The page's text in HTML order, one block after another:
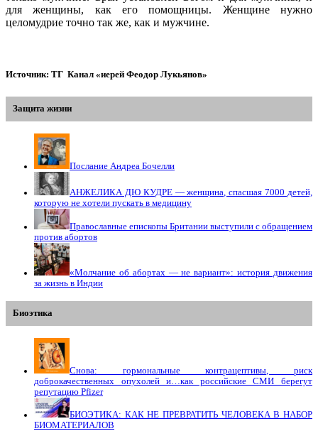
для женщины, как его помощницы. Женщине нужно
целомудрие точно так же, как и мужчине.
Источник: ТГ Канал «иерей Феодор Лукьянов»
Защита жизни
Послание Андреа Бочелли
АНЖЕЛИКА ДЮ КУДРЕ — женщина, спасшая 7000 детей,
которую не хотели пускать в медицину
Православные епископы Британии выступили с обращением
против абортов
«Молчание об абортах — не вариант»: история движения
за жизнь в Индии
Биоэтика
Снова: гормональные контрацептивы, риск
доброкачественных опухолей и…как российские СМИ берегут
репутацию Pfizer
БИОЭТИКА: КАК НЕ ПРЕВРАТИТЬ ЧЕЛОВЕКА В НАБОР
БИОМАТЕРИАЛОВ